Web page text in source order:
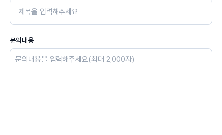
문의내용